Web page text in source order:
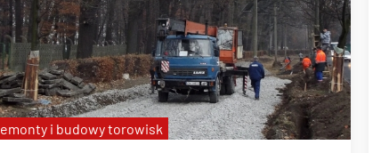
i budowy torowisk